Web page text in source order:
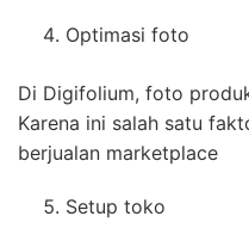
Optimasi foto
Di Digifolium, foto
Karena ini salah satu
berjualan marketplace
Setup toko